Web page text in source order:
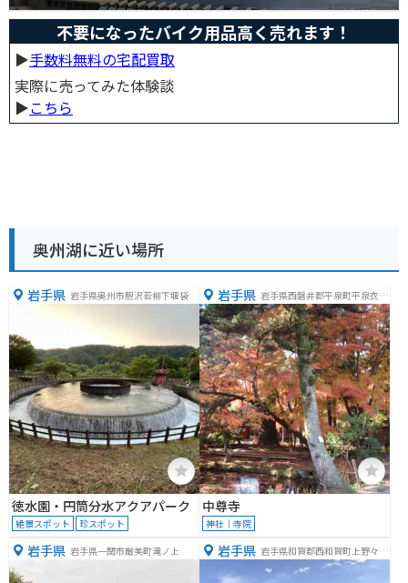
不要になったバイク用品高く売れます！
▶︎手数料無料の宅配買取
実際に売ってみた体験談
▶︎こちら
奥州湖に近い場所
岩手県 岩手県奥州市胆沢若柳下堰袋
徳水園・円筒分水アクアパーク
絶景スポット 珍スポット
岩手県 岩手県西磐井郡平泉町平泉衣関
２０２
中尊寺
神社｜寺院
岩手県 岩手県一関市厳美町滝ノ上 岩手県 岩手県和賀郡西和賀町上野々３